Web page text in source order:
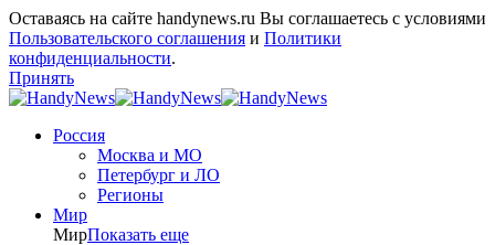
Оставаясь на сайте handynews.ru Вы соглашаетесь с условиями
Пользовательского соглашения и Политики
конфиденциальности.
Принять
Россия
Москва и МО
Петербург и ЛО
Регионы
Мир
МирПоказать еще